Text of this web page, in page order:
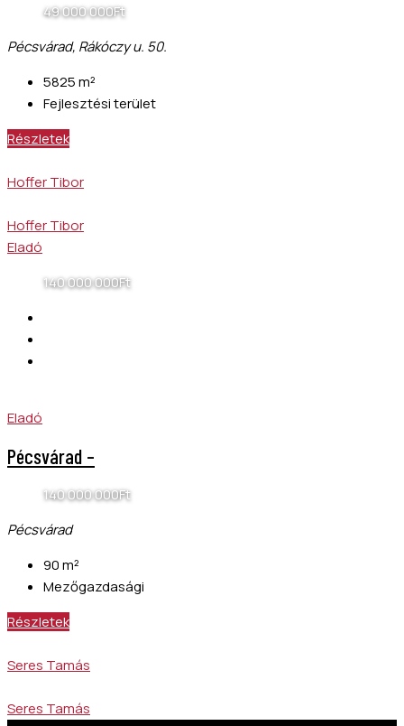
49 000 000Ft
Pécsvárad, Rákóczy u. 50.
5825m²
Fejlesztési terület
Részletek
Hoffer Tibor
Hoffer Tibor
Eladó
140 000 000Ft
Eladó
Pécsvárad –
140 000 000Ft
Pécsvárad
90m²
Mezőgazdasági
Részletek
Seres Tamás
Seres Tamás